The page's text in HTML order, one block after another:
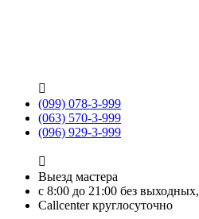

(099) 078-3-999
(063) 570-3-999
(096) 929-3-999

Выезд мастера
с 8:00 до 21:00 без выходных,
Callcenter круглосуточно